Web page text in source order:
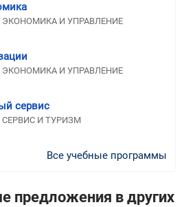
ЭКОНОМИКА И УПРАВЛЕНИЕ
ЭКОНОМИКА И УПРАВЛЕНИЕ
сервис
СЕРВИС И ТУРИЗМ
Все учебные программы
предложения в других